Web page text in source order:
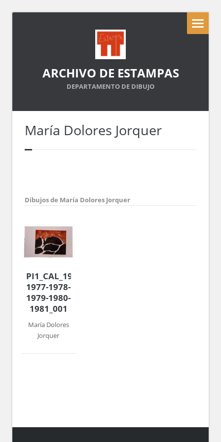
ARCHIVO DE ESTAMPAS
DEPARTAMENTO DE DIBUJO
María Dolores Jorquer
Dibujos de María Dolores Jorquer
PI1_CAL_1970-
1977-1978-
1979-1980-
1981_001
María Dolores
Jorquer